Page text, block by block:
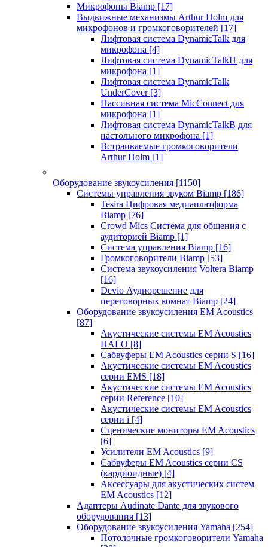
Микрофоны Biamp [17]
Выдвижные механизмы Arthur Holm для
микрофонов и громкоговорителей [17]
Лифтовая система DynamicTalk для
микрофона [4]
Лифтовая система DynamicTalkH для
микрофона [1]
Лифтовая система DynamicTalk
UnderCover [3]
Пассивная система MicConnect для
микрофона [1]
Лифтовая система DynamicTalkB для
настольного микрофона [1]
Встраиваемые громкоговорители
Arthur Holm [1]
Оборудование звукоусиления [1150]
Системы управления звуком Biamp [186]
Tesira Цифровая медиаплатформа
Biamp [76]
Crowd Mics Система для общения с
аудиторией Biamp [1]
Система управления Biamp [16]
Громкоговорители Biamp [53]
Система звукоусиления Voltera Biamp
[16]
Devio Аудиорешение для
переговорных комнат Biamp [24]
Оборудование звукоусиления EM Acoustics
[87]
Акустические системы EM Acoustics
HALO [8]
Сабвуферы EM Acoustics серии S [16]
Акустические системы EM Acoustics
серии EMS [18]
Акустические системы EM Acoustics
серии Reference [10]
Акустические системы EM Acoustics
серии i [4]
Сценические мониторы EM Acoustics
[6]
Усилители EM Acoustics [9]
Сабвуферы EM Acoustics серии CS
(кардиоидные) [4]
Аксессуары для акустических систем
EM Acoustics [12]
Адаптеры Audinate Dante для звукового
оборудования [13]
Оборудование звукоусиления Yamaha [254]
Потолочные громкоговорители Yamaha